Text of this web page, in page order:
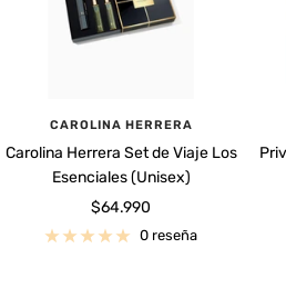
CAROLINA HERRERA
Carolina Herrera Set de Viaje Los
Esenciales (Unisex)
Precio
de
$64.990
0 reseña